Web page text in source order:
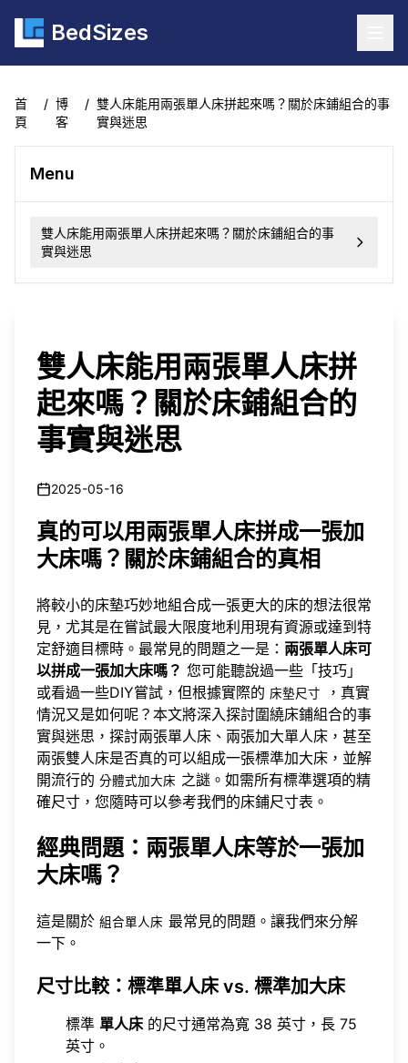
BedSizes
首
頁
/ 博
客
/ 雙人床能用兩張單人床拼起來嗎？關於床鋪組合的事
實與迷思
Menu
雙人床能用兩張單人床拼起來嗎？關於床鋪組合的事
實與迷思
雙人床能用兩張單人床拼
起來嗎？關於床鋪組合的
事實與迷思
2025-05-16
真的可以用兩張單人床拼成一張加
大床嗎？關於床鋪組合的真相
將較小的床墊巧妙地組合成一張更大的床的想法很常
見，尤其是在嘗試最大限度地利用現有資源或達到特
定舒適目標時。最常見的問題之一是： 兩張單人床可
以拼成一張加大床嗎？ 您可能聽說過一些「技巧」
或看過一些DIY嘗試，但根據實際的 床墊尺寸
，真實
情況又是如何呢？本文將深入探討圍繞床鋪組合的事
實與迷思，探討兩張單人床、兩張加大單人床，甚至
兩張雙人床是否真的可以組成一張標準加大床，並解
開流行的 分體式加大床 之謎。如需所有標準選項的精
確尺寸，您隨時可以參考我們的床鋪尺寸表 。
經典問題：兩張單人床等於一張加
大床嗎？
這是關於 組合單人床 最常見的問題。讓我們來分解
一下。
尺寸比較：標準單人床 vs. 標準加大床
標準 單人床 的尺寸通常為寬 38 英寸，長 75
英寸。